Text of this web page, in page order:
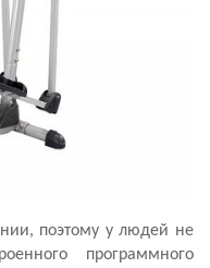
поэтому у людей не
программного